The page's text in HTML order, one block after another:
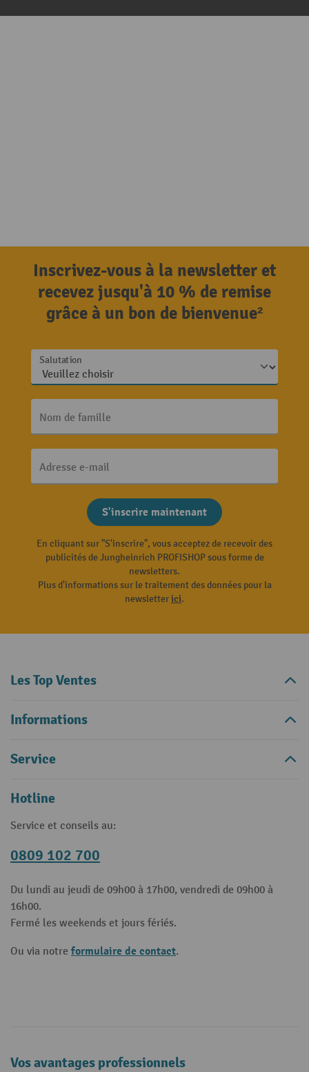
Inscrivez-vous à la newsletter et
recevez jusqu'à 10 % de remise
grâce à un bon de bienvenue²
Salutation
Nom de famille
Adresse e-mail
S'inscrire maintenant
En cliquant sur "S'inscrire", vous acceptez de recevoir des
publicités de Jungheinrich PROFISHOP sous forme de
newsletters.
Plus d'informations sur le traitement des données pour la
newsletterici.
Les Top Ventes
Informations
Service
Hotline
Service et conseils au:
0809 102 700
Du lundi au jeudi de 09h00 à 17h00, vendredi de 09h00 à
16h00.
Fermé les weekends et jours fériés.
Ou via notre formulaire de contact.
Vos avantages professionnels